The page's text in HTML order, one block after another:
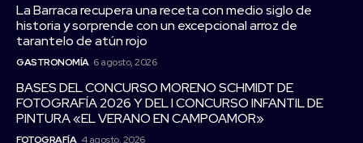
La Barraca recupera una receta con medio siglo de
historia y sorprende con un excepcional arroz de
tarantelo de atún rojo
GASTRONOMÍA 6 agosto, 2026
BASES DEL CONCURSO MORENO SCHMIDT DE
FOTOGRAFÍA 2026 Y DEL I CONCURSO INFANTIL DE
PINTURA «EL VERANO EN CAMPOAMOR»
FOTOGRAFÍA 4 agosto, 2026